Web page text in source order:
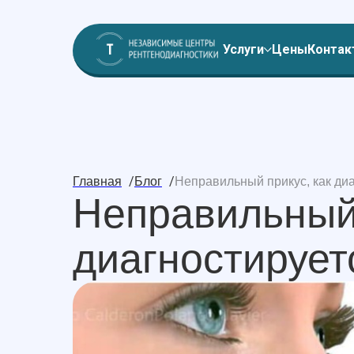
Услуги Цены
Главная /Блог / Неправильный прикус, как